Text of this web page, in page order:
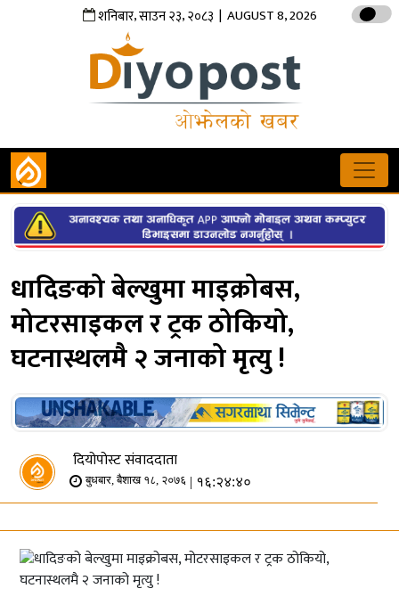
शनिबार,साउन२३,२०८३ | AUGUST 8, 2026
धादिङको बेल्खुमा माइक्रोबस,
मोटरसाइकल र ट्रक ठोकियो,
घटनास्थलमै २ जनाको मृत्यु !
दियोपोस्ट संवाददाता
बुधबार, बैशाख १८, २०७६ | १६:२४:४०